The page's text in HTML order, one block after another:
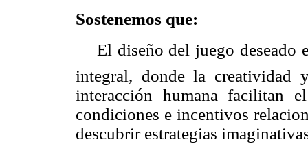
Sostenemos que:
El diseño del juego deseado
integral, donde la
interacción humana facilitan
condiciones e incentivos
descubrir estrategias